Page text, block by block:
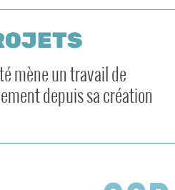
mène un travail de
depuis sa création